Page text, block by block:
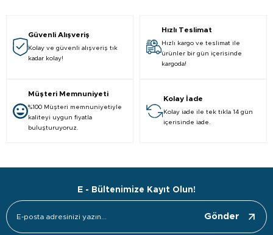
Güvenli Alışveriş
Kolay ve güvenli alışveriş tık
kadar kolay!
Hızlı Teslimat
Hızlı kargo ve teslimat ile
ürünler bir gün içerisinde
kargoda!
Müşteri Memnuniyeti
%100 Müşteri memnuniyetiyle
kaliteyi uygun fiyatla
buluşturuyoruz.
Kolay İade
Kolay iade ile tek tıkla 14 gün
içerisinde iade.
E - Bültenimize Kayıt Olun!
Gönder